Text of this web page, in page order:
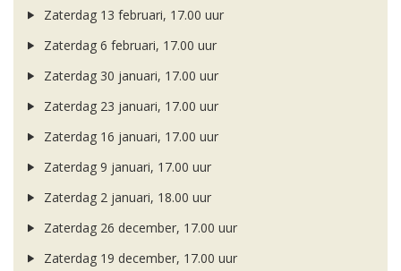
Zaterdag 13 februari, 17.00 uur
Zaterdag 6 februari, 17.00 uur
Zaterdag 30 januari, 17.00 uur
Zaterdag 23 januari, 17.00 uur
Zaterdag 16 januari, 17.00 uur
Zaterdag 9 januari, 17.00 uur
Zaterdag 2 januari, 18.00 uur
Zaterdag 26 december, 17.00 uur
Zaterdag 19 december, 17.00 uur